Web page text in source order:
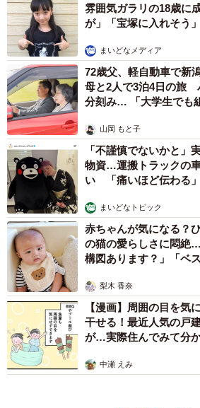
雰囲気ガラリの18歳
が」「宝塚に入れそう」
まいどなメディア
72歳父、軽自動車で新
母と2人で3泊4日の旅
分刻み… 「大学生でも
山岡 もと子
「不謹慎でないかと」
物資…運搬トラックの
い 「痛いほど伝わる」
まいどなトピック
赤ちゃんが気になる？
の猫の愛らしさに悶
構図あります？」「ベ
梨木 香奈
【漫画】周囲の目を気
干せる！最近人気の戸
が…実際住んでみて分
中瀬 えみ